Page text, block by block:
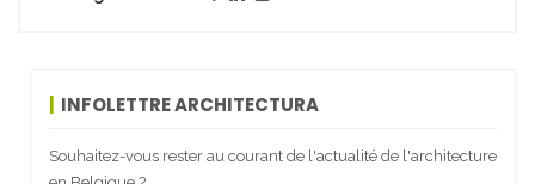
INFOLETTRE ARCHITECTURA
Souhaitez-vous rester au courant de l'actualité de l'architecture